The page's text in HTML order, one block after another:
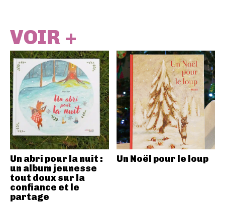
VOIR +
Un abri pour la nuit :
un album jeunesse
tout doux sur la
confiance et le
partage
Un Noël pour le loup